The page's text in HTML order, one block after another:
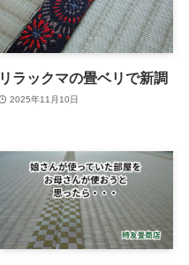
リラックマの畳ベリで新調
2025年11月10日